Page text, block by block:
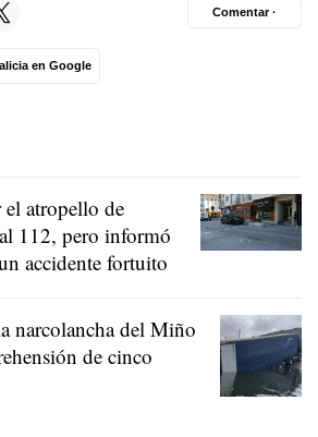
en Google
Comentar ·
atropello de
112, pero informó
accidente fortuito
narcolancha del Miño
de cinco